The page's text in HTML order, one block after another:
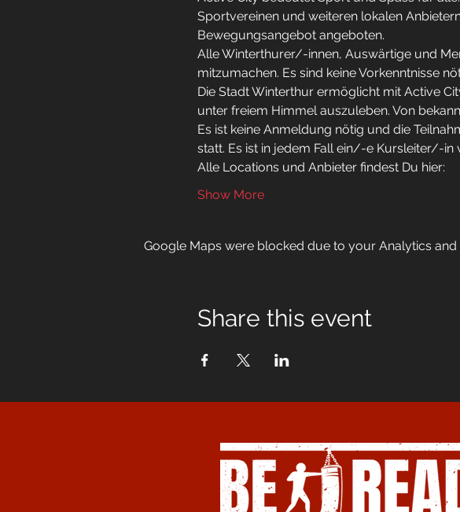
Sportvereinen und weiteren lokalen
Bewegungsangebot angeboten.
Alle Winterthurer/-innen, Auswärtige und
mitzumachen. Es sind keine Vorkenntnisse
Die Stadt Winterthur ermöglicht mit Active
unter freiem Himmel auszuleben. Von
Es ist keine Anmeldung nötig und die
statt. Es ist in jedem Fall ein/-e Kursleiter/-in
Alle Locations und Anbieter findest Du hier:
Show More
Google Maps were blocked due to your Analytics
Share this event